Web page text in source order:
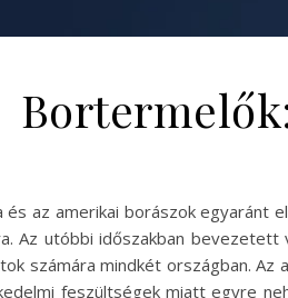
és az amerikai borászok egyaránt
Az utóbbi időszakban
számára mindkét országban. Az
feszültségek miatt egyre